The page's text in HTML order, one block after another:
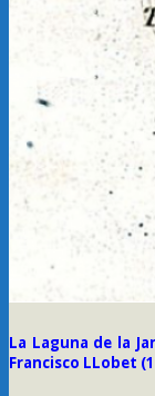
La Laguna de la
Francisco LLobet